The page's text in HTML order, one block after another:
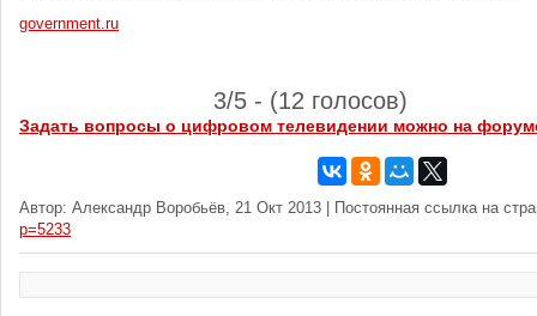
government.ru
3/5 - (12 голосов)
Задать вопросы о цифровом телевидении можно на
Автор: Александр Воробьёв, 21 Окт 2013 | Постоянная ссылка на
p=5233